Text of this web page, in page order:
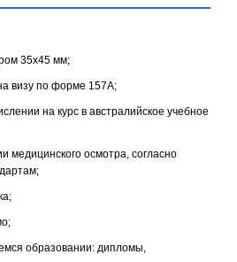
35х45 мм;
визу по форме 157А;
на курс в австралийское учебное
медицинского осмотра, согласно
образовании: дипломы,